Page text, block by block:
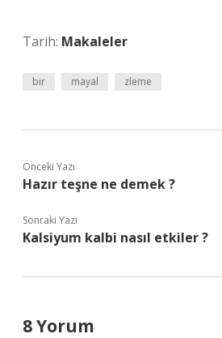
Tarih: Makaleler
bir mayal zleme
Önceki Yazı
Hazır teşne ne demek ?
Sonraki Yazı
Kalsiyum kalbi nasıl etkiler ?
8 Yorum